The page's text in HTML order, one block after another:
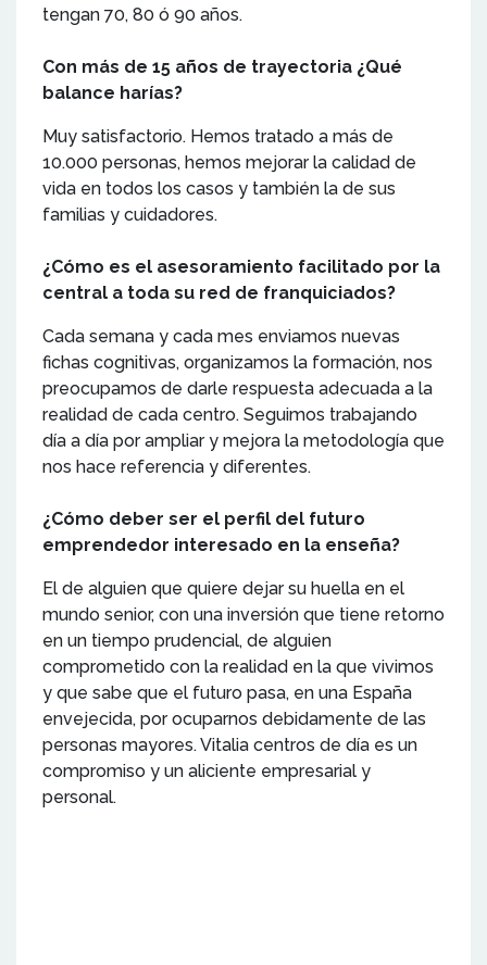
tengan 70, 80 ó 90 años.
Con más de 15 años de trayectoria ¿Qué
balance harías?
Muy satisfactorio. Hemos tratado a más de
10.000 personas, hemos mejorar la calidad de
vida en todos los casos y también la de sus
familias y cuidadores.
¿Cómo es el asesoramiento facilitado por la
central a toda su red de franquiciados?
Cada semana y cada mes enviamos nuevas
fichas cognitivas, organizamos la formación, nos
preocupamos de darle respuesta adecuada a la
realidad de cada centro. Seguimos trabajando
día a día por ampliar y mejora la metodología que
nos hace referencia y diferentes.
¿Cómo deber ser el perfil del futuro
emprendedor interesado en la enseña?
El de alguien que quiere dejar su huella en el
mundo senior, con una inversión que tiene retorno
en un tiempo prudencial, de alguien
comprometido con la realidad en la que vivimos
y que sabe que el futuro pasa, en una España
envejecida, por ocuparnos debidamente de las
personas mayores. Vitalia centros de día es un
compromiso y un aliciente empresarial y
personal.